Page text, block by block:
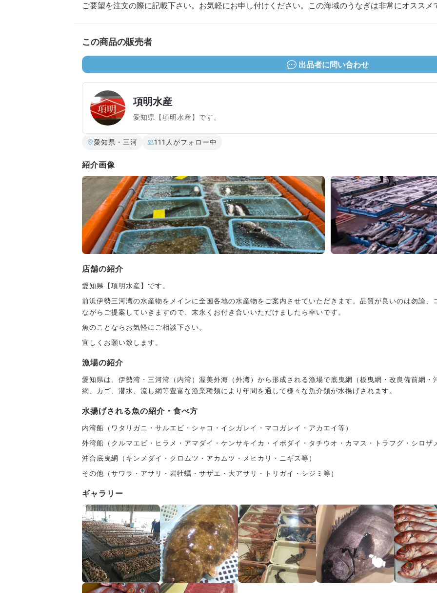
ご要望を注文の際に記載下さい。お気軽にお申し付けください。この海域のうなぎは非常にオススメ
この商品の販売者
出品者に問い合わせ
項明水産
愛知県【項明水産】です。
愛知県・三河 111人がフォロー中
紹介画像
店舗の紹介
愛知県【項明水産】です。
前浜伊勢三河湾の水産物をメインに全国各地の水産物をご案内させていただきます。品質が良いのは勿論
ながらご提案していきますので、末永くお付き合いいただけましたら幸いです。
魚のことならお気軽にご相談下さい。
宜しくお願い致します。
漁場の紹介
愛知県は、伊勢湾・三河湾（内湾）渥美外海（外湾）から形成される漁場で底曳網（板曳網・改良備前網
網、カゴ、潜水、流し網等豊富な漁業種類により年間を通して様々な魚介類が水揚げされます。
水揚げされる魚の紹介・食べ方
内湾船（ワタリガニ・サルエビ・シャコ・イシガレイ・マコガレイ・アカエイ等）
外湾船（クルマエビ・ヒラメ・アマダイ・ケンサキイカ・イボダイ・タチウオ・カマス・トラフグ・シロザ
沖合底曳網（キンメダイ・クロムツ・アカムツ・メヒカリ・ニギス等）
その他（サワラ・アサリ・岩牡蠣・サザエ・大アサリ・トリガイ・シジミ等）
ギャラリー